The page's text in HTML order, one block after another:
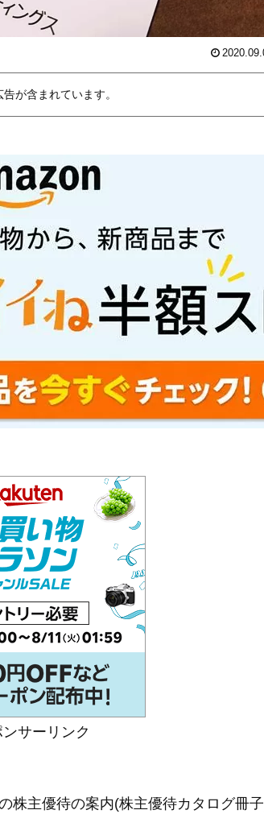
が含まれています。
ンサーリンク
株主優待の案内(株主優待カタログ冊